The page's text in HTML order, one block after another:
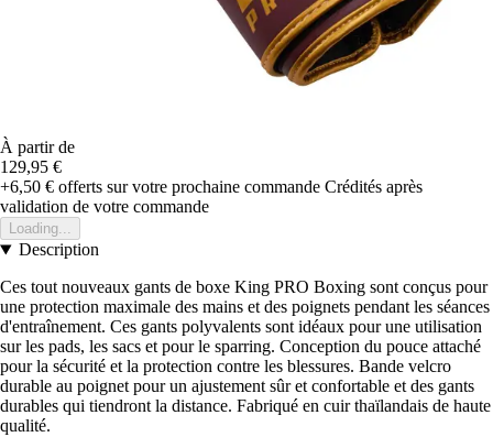
À partir de
129,95 €
+6,50 € offerts sur votre prochaine commande Crédités après
validation de votre commande
Loading...
Description
Ces tout nouveaux gants de boxe King PRO Boxing sont conçus pour
une protection maximale des mains et des poignets pendant les séances
d'entraînement. Ces gants polyvalents sont idéaux pour une utilisation
sur les pads, les sacs et pour le sparring. Conception du pouce attaché
pour la sécurité et la protection contre les blessures. Bande velcro
durable au poignet pour un ajustement sûr et confortable et des gants
durables qui tiendront la distance. Fabriqué en cuir thaïlandais de haute
qualité.